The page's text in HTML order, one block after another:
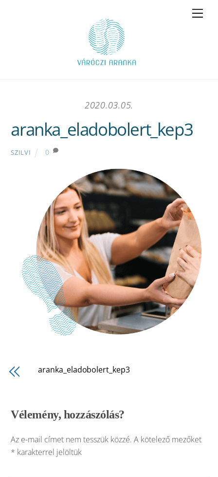
2020.03.05.
aranka_eladobolert_kep3
SZILVI 0
aranka_eladobolert_kep3
Vélemény, hozzászólás?
Az e-mail címet nem tesszük közzé. A kötelező mezőket
* karakterrel jelöltük